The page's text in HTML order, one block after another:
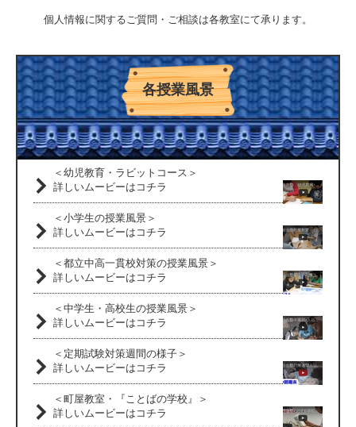
個人情報に関するご質問・ご相談は各教室にて承ります。
各授業風景
＜幼児教育・ラビットコース＞
詳しいムービーはコチラ
＜小学生の授業風景＞
詳しいムービーはコチラ
＜都立中高一貫校対策の授業風景＞
詳しいムービーはコチラ
＜中学生・高校生の授業風景＞
詳しいムービーはコチラ
＜定期試験対策週間の様子＞
詳しいムービーはコチラ
＜町屋教室・『ことばの学校』＞
詳しいムービーはコチラ